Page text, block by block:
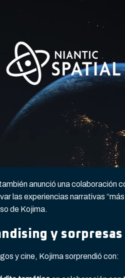
anunció una colaboración
las experiencias narrativas
de Kojima.
y
y cine, Kojima sorprendió con: